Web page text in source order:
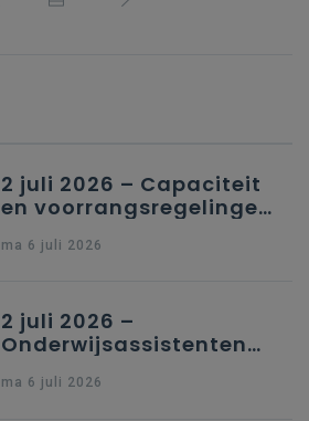
2 juli 2026 – Capaciteit
en voorrangsregelingen
secundair onderwijs in
ma 6 juli 2026
2 juli 2026 –
Onderwijsassistenten
kleuteronderwijs
ma 6 juli 2026